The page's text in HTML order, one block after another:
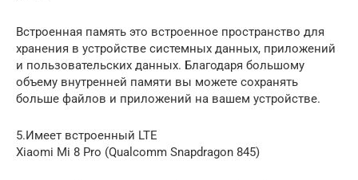
Встроенная память это встроенное пространство для
хранения в устройстве системных данных, приложений
и пользовательских данных. Благодаря большому
объему внутренней памяти вы можете сохранять
больше файлов и приложений на вашем устройстве.
5.Имеет встроенный LTE
Xiaomi Mi 8 Pro (Qualcomm Snapdragon 845)